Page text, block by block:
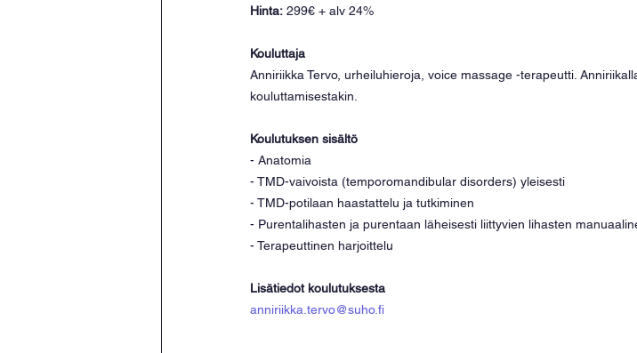
Hinta: 299€ + alv 24%
Kouluttaja
Anniriikka Tervo, urheiluhieroja, voice massage -terapeutti.
kouluttamisestakin.
Koulutuksen sisältö
- Anatomia
- TMD-vaivoista (temporomandibular disorders) yleisesti
- TMD-potilaan haastattelu ja tutkiminen
- Purentalihasten ja purentaan läheisesti liittyvien lihasten
- Terapeuttinen harjoittelu
Lisätiedot koulutuksesta
anniriikka.tervo@suho.fi